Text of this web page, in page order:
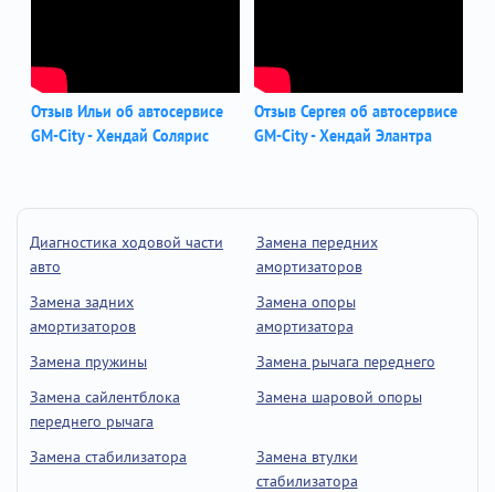
Отзыв Ильи об автосервисе
GM-City - Хендай Солярис
Отзыв Сергея об автосервисе
GM-City - Хендай Элантра
Диагностика ходовой части
авто
Замена передних
амортизаторов
Замена задних
амортизаторов
Замена опоры
амортизатора
Замена пружины
Замена рычага переднего
Замена сайлентблока
переднего рычага
Замена шаровой опоры
Замена стабилизатора
Замена втулки
стабилизатора